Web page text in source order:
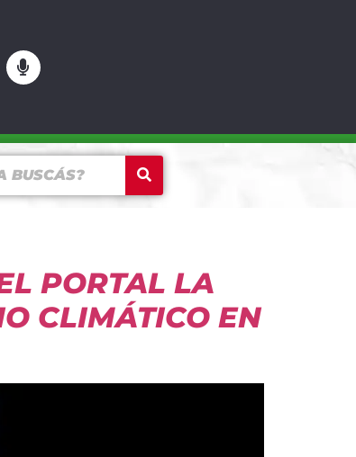
PORTAL LA
CLIMÁTICO EN